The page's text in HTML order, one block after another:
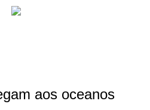
aos oceanos